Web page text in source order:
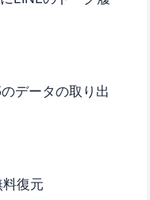
データの取り出
復元